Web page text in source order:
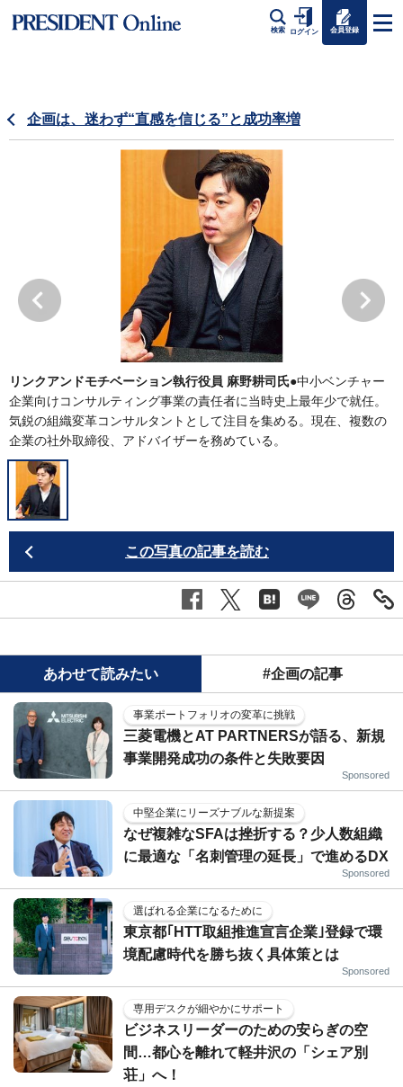
検索 ログイン 会員登録
企画は、迷わず“直感を信じる”と成功率増
リンクアンドモチベーション執行役員 麻野耕司氏●中小ベンチャー
企業向けコンサルティング事業の責任者に当時史上最年少で就任。
気鋭の組織変革コンサルタントとして注目を集める。現在、複数の
企業の社外取締役、アドバイザーを務めている。
この写真の記事を読む
あわせて読みたい #企画の記事
事業ポートフォリオの変革に挑戦
三菱電機とAT PARTNERSが語る、新規
事業開発成功の条件と失敗要因
Sponsored
中堅企業にリーズナブルな新提案
なぜ複雑なSFAは挫折する？少人数組織
に最適な「名刺管理の延長」で進めるDX
Sponsored
選ばれる企業になるために
東京都｢HTT取組推進宣言企業｣登録で環
境配慮時代を勝ち抜く具体策とは
Sponsored
専用デスクが細やかにサポート
ビジネスリーダーのための安らぎの空
間…都心を離れて軽井沢の「シェア別
荘」へ！